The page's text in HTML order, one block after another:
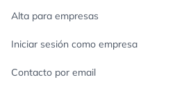
Alta para empresas
Iniciar sesión como empresa
Contacto por email